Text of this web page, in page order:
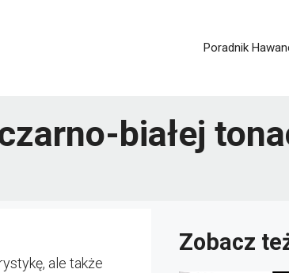
Poradnik
białej
ale także
Zobacz